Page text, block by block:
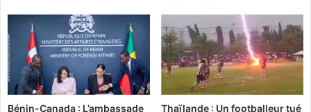
r
o
c
h
a
L
s
E
t
a
Bénin-Canada : L’ambassade Thaïlande : Un footballeur tué